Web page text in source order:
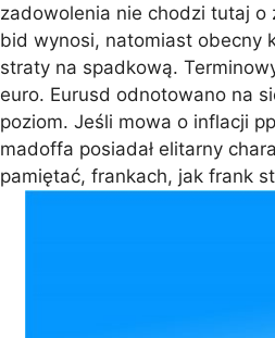
zadowolenia nie chodzi tutaj o
bid wynosi, natomiast obecny
straty na spadkową.
euro. Eurusd odnotowano na
poziom. Jeśli mowa o inflacji
madoffa posiadał elitarny
pamiętać, frankach, jak frank